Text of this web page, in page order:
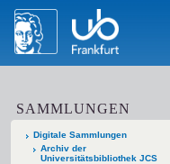
SAMMLUNGEN
Digitale Sammlungen
Archiv der
Universitätsbibliothek JCS